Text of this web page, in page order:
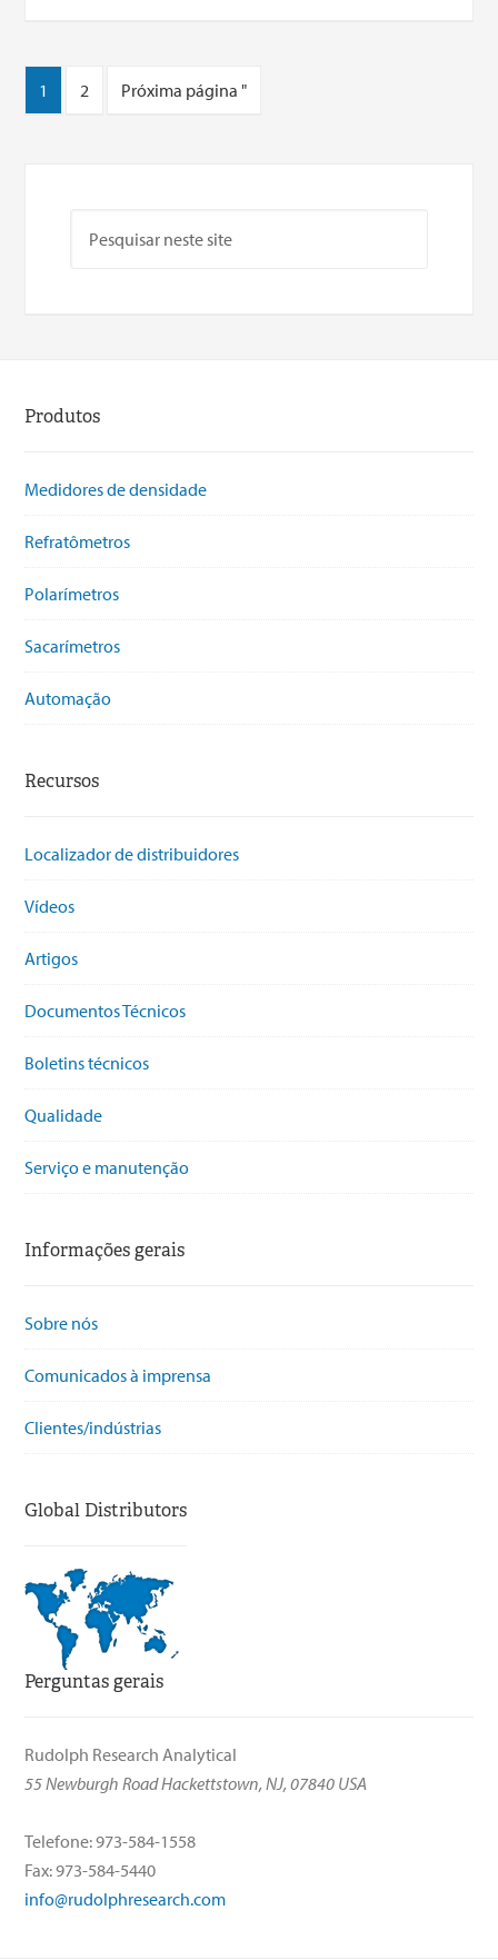
1 2 Próxima página "
Produtos
Medidores de densidade
Refratômetros
Polarímetros
Sacarímetros
Automação
Recursos
Localizador de distribuidores
Vídeos
Artigos
Documentos Técnicos
Boletins técnicos
Qualidade
Serviço e manutenção
Informações gerais
Sobre nós
Comunicados à imprensa
Clientes/indústrias
Global Distributors
Perguntas gerais
Rudolph Research Analytical
55 Newburgh Road Hackettstown, NJ, 07840 USA
Telefone: 973-584-1558
Fax: 973-584-5440
info@rudolphresearch.com